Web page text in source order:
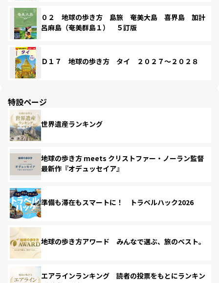
０２ 地球の歩き方 島旅 奄美大島 喜界島 加計
呂麻島（奄美群島１） ５訂版
Ｄ１７ 地球の歩き方 タイ ２０２７～２０２８
特設ページ
世界遺産ランキング
地球の歩き方 meets クリストファー・ノーラン監督
最新作『オデュッセイア』
準備も滞在もスマートに！ トラベルハック2026
地球の歩き方アワード みんなで選ぶ、旅のベスト。
エアラインランキング 読者の投票をもとにランキン